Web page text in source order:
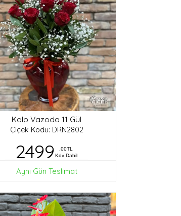
Kalp Vazoda 11 Gül
Çiçek Kodu: DRN2802
2499
,00TL
Kdv Dahil
Aynı Gün Teslimat